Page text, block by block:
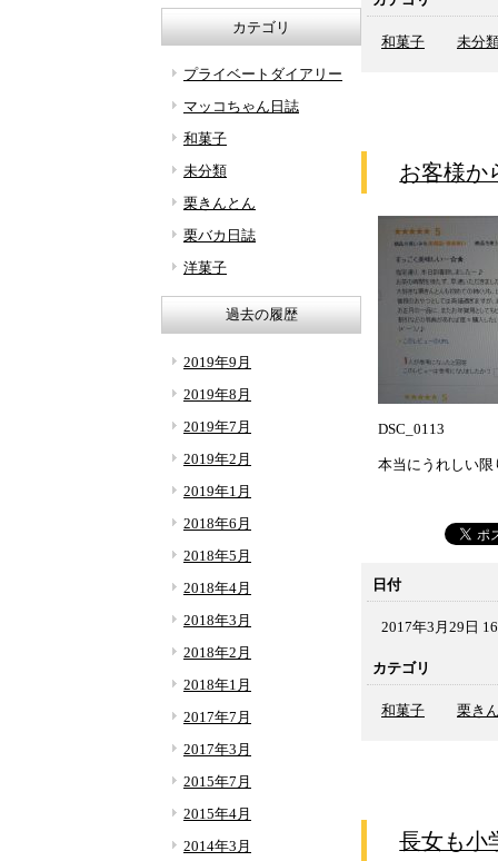
和菓子 未分
お客様か
DSC_0113
本当にうれしい
日付
2017年3月29日
カテゴリ
和菓子 栗き
長女も小
カテゴリ
プライベートダイアリー
マッコちゃん日誌
和菓子
未分類
栗きんとん
栗バカ日誌
洋菓子
過去の履歴
2019年9月
2019年8月
2019年7月
2019年2月
2019年1月
2018年6月
2018年5月
2018年4月
2018年3月
2018年2月
2018年1月
2017年7月
2017年3月
2015年7月
2015年4月
2014年3月